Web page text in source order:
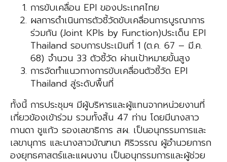
การขับเคลื่อน EPI ของประเทศไทย
ผลการดำเนินการตัวชี้วัดขับเคลื่อนการบูรณาการ
ร่วมกัน (Joint KPIs by Function)ประเด็น EPI
Thailand รอบการประเมินที่ 1 (ต.ค. 67 – มี.ค.
68) จำนวน 33 ตัวชี้วัด ผ่านเป้าหมายขั้นสูง
การจัดทำแนวทางการขับเคลื่อนตัวชี้วัด EPI
Thailand สู่ระดับพื้นที่
ทั้งนี้ การประชุมฯ มีผู้บริหารและผู้แทนจากหน่วยงานที่
เกี่ยวข้องเข้าร่วม รวมทั้งสิ้น 47 ท่าน โดยมีนางสาว
กานดา ชูแก้ว รองเลขาธิการ สผ. เป็นอนุกรรมการและ
เลขานุการ และนางสาวมัณฑนา ศิริวรรณ ผู้อำนวยการก
องยุทธศาสตร์และแผนงาน เป็นอนุกรรมการและผู้ช่วย